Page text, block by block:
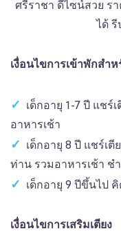
ศรีราชา ดีไซน์สวย ร
ได้ รี
เงื่อนไขการเข้าพักสำห
เด็กอายุ 1-7 ปี แชร์
อาหารเช้า
เด็กอายุ 8 ปี แชร์เ
ท่าน รวมอาหารเช้า ช
เด็กอายุ 9 ปีขึ้นไป
เงื่อนไขการเสริมเตียง